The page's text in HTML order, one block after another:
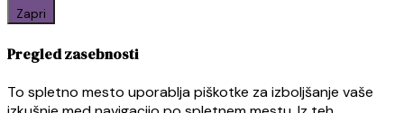
Zapri
Pregled zasebnosti
To spletno mesto uporablja piškotke za izboljšanje vaše